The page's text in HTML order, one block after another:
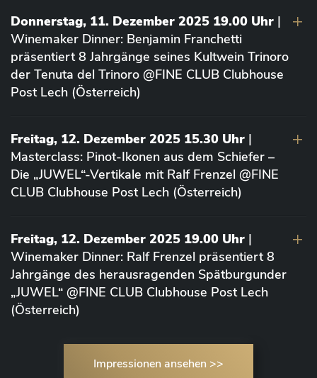
Donnerstag, 11. Dezember 2025 19.00 Uhr |
Winemaker Dinner: Benjamin Franchetti
präsentiert 8 Jahrgänge seines Kultwein Trinoro
der Tenuta del Trinoro @FINE CLUB Clubhouse
Post Lech (Österreich)
Freitag, 12. Dezember 2025 15.30 Uhr |
Masterclass: Pinot-Ikonen aus dem Schiefer –
Die „JUWEL“-Vertikale mit Ralf Frenzel @FINE
CLUB Clubhouse Post Lech (Österreich)
Freitag, 12. Dezember 2025 19.00 Uhr |
Winemaker Dinner: Ralf Frenzel präsentiert 8
Jahrgänge des herausragenden Spätburgunder
„JUWEL“ @FINE CLUB Clubhouse Post Lech
(Österreich)
Impressionen ansehen >>